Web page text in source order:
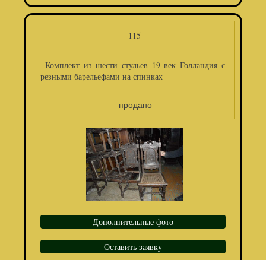
115
Комплект из шести стульев 19 век Голландия с
резными барельефами на спинках
продано
Дополнительные фото
Оставить заявку